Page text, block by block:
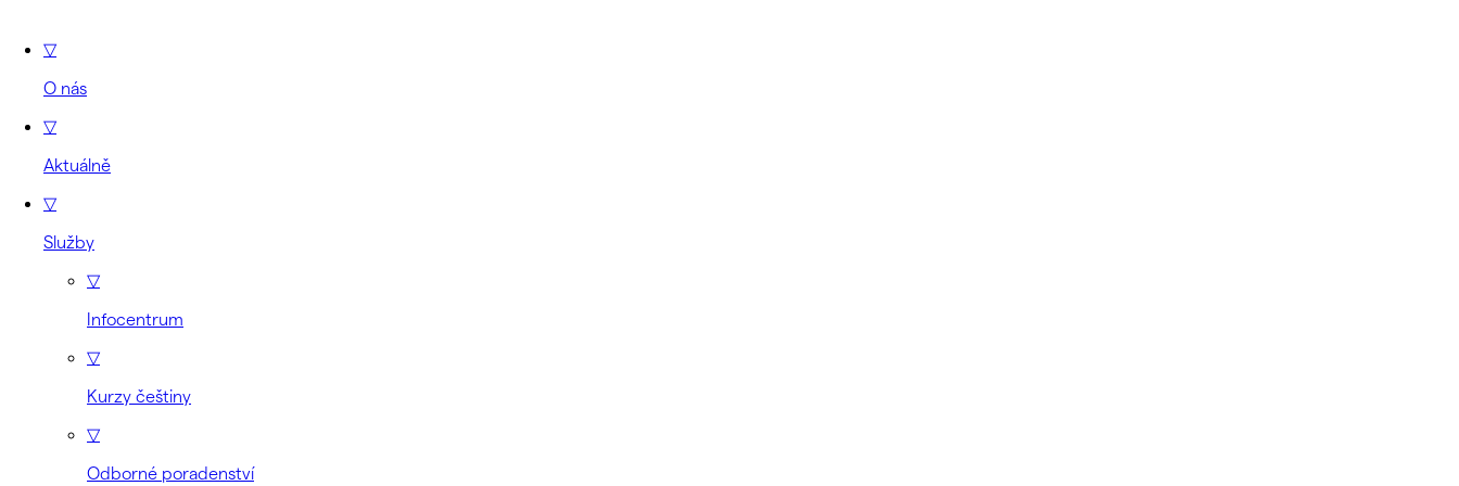
▽
O nás
▽
Aktuálně
▽
Služby
▽
Infocentrum
▽
Kurzy češtiny
▽
Odborné poradenství